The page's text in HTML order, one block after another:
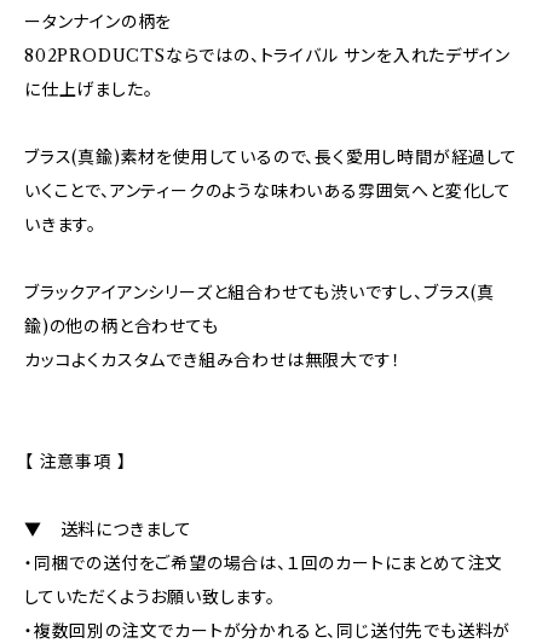
ータンナインの柄を
802PRODUCTSならではの、トライバル サンを入れたデザイン
に仕上げました。
ブラス(真鍮)素材を使用しているので、長く愛用し時間が経過して
いくことで、アンティークのような味わいある雰囲気へと変化して
いきます。
ブラックアイアンシリーズと組合わせても渋いですし、ブラス(真
鍮)の他の柄と合わせても
カッコよくカスタムでき組み合わせは無限大です！
【 注意事項 】
▼ 送料につきまして
・同梱での送付をご希望の場合は、１回のカートにまとめて注文
していただくようお願い致します。
・複数回別の注文でカートが分かれると、同じ送付先でも送料が